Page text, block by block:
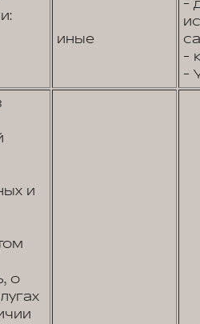
иные
-
-
-
и
о